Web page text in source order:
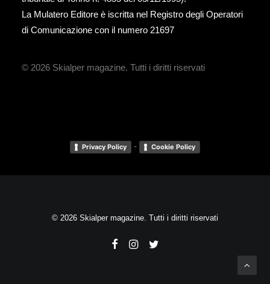
La Mulatero Editore è iscritta nel Registro degli Operatori
di Comunicazione con il numero 21697
© 2026 Skialper magazine. Tutti i diritti riservati
Privacy Policy - Cookie Policy
© 2026 Skialper magazine. Tutti i diritti riservati